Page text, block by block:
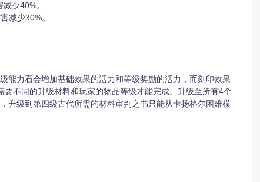
少40%。
减少30%。
能力石会增加基础效果的活力和等级奖励的活力，而刻印效果
不同的升级材料和玩家的物品等级才能完成。升级至所有4个
升级到第四级古代所需的材料审判之书只能从卡扬格尔困难模